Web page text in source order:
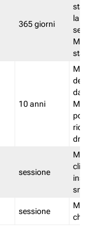
365 giorni
stata
la
stato
10 anni
delle
sessione
sessione